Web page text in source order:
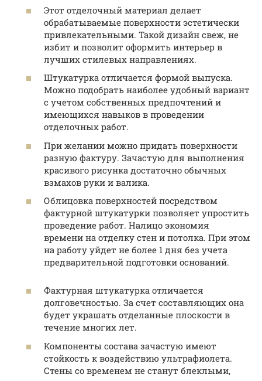
Этот отделочный материал делает
обрабатываемые поверхности эстетически
привлекательными. Такой дизайн свеж, не
избит и позволит оформить интерьер в
лучших стилевых направлениях.
Штукатурка отличается формой выпуска.
Можно подобрать наиболее удобный вариант
с учетом собственных предпочтений и
имеющихся навыков в проведении
отделочных работ.
При желании можно придать поверхности
разную фактуру. Зачастую для выполнения
красивого рисунка достаточно обычных
взмахов руки и валика.
Облицовка поверхностей посредством
фактурной штукатурки позволяет упростить
проведение работ. Налицо экономия
времени на отделку стен и потолка. При этом
на работу уйдет не более 1 дня без учета
предварительной подготовки оснований.
Фактурная штукатурка отличается
долговечностью. За счет составляющих она
будет украшать отделанные плоскости в
течение многих лет.
Компоненты состава зачастую имеют
стойкость к воздействию ультрафиолета.
Стены со временем не станут блеклыми,